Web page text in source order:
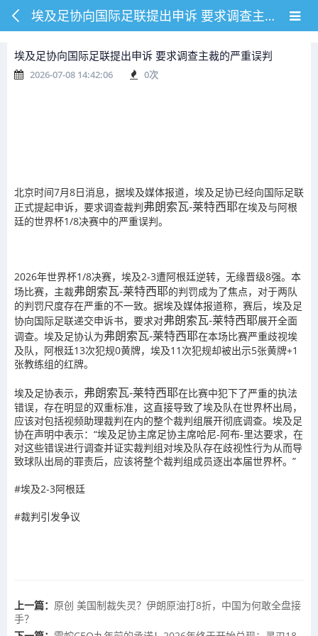
埃及足协向国际足联提出申诉 要求调查主裁的严重误判
埃及足协向国际足联提出申诉 要求调查主裁的严重误判
2026-07-08 14:42:06 0次
北京时间7月8日消息，据埃及媒体报道，埃及足协已经向国际足联
正式提起申诉，要求调查裁判弗朗索瓦-莱特西耶在埃及与阿根
廷的世界杯1/8决赛中的严重误判。
2026年世界杯1/8决赛，埃及2-3遭阿根廷逆转，无缘晋级8强。本
场比赛，主裁弗朗索瓦-莱特西耶的判罚成为了焦点，对于两队
的判罚尺度存在严重的不一致。据埃及媒体报道称，赛后，埃及足
协向国际足联递交申诉书，要求对弗朗索瓦-莱特西耶展开全面
调查。埃及足协认为弗朗索瓦-莱特西耶在本场比赛严重歧视埃
及队，阿根廷13次犯规0黄牌，埃及11次犯规却被出示5张黄牌+1
张教练组的红牌。
埃及足协表示， 弗朗索瓦-莱特西耶在比赛中犯下了严重的执法
错误，存在明显的双重标准，这直接导致了埃及队在世界杯出局，
应该对包括视频助理裁判在内的整个裁判组展开彻底调查。埃及足
协在声明中表示：“埃及足协主席足协主席哈尼-阿布-里达要求，在
对这些错误进行调查并证实裁判组对埃及队存在歧视性行为从而导
致球队出局的罪责后，应该将整个裁判组成员逐出本届世界杯。”
#埃及2-3阿根廷
#裁判引发争议
上一篇： 原创 美国制裁失灵？伊朗原油打8折，中国为何敢全盘接
手？